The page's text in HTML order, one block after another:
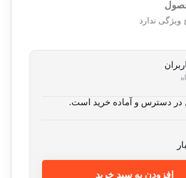
ندارد
دسترس و آماده خرید است.
افزودن به سبد خرید